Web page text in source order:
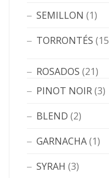
SEMILLON (1)
TORRONTÉS
ROSADOS (21)
PINOT NOIR(3)
BLEND (2)
GARNACHA(1)
SYRAH (3)